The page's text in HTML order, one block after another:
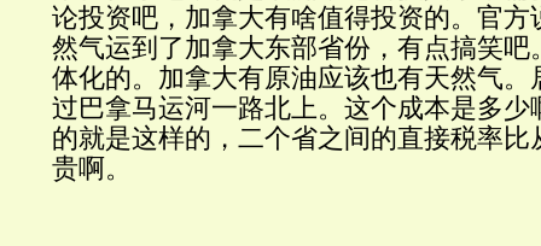
论投资吧，加拿大有啥值得投资的。官方
然气运到了加拿大东部省份，有点搞笑吧
体化的。加拿大有原油应该也有天然气。
过巴拿马运河一路北上。这个成本是多少
的就是这样的，二个省之间的直接税率比
贵啊。